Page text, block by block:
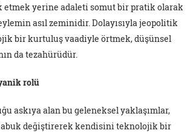
etmek yerine adaleti somut bir pratik olarak
asıl zeminidir. Dolayısıyla jeopolitik
bir kurtuluş vaadiyle örtmek, düşünsel
da tezahürüdür.
rolü
askıya alan bu geleneksel yaklaşımlar,
değiştirerek kendisini teknolojik bir